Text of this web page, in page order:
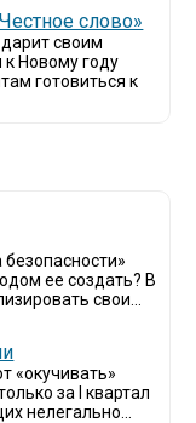
слово»
своим
Новому году
готовиться к
ее создать? В
свои...
«окучивать»
за I квартал
нелегально...